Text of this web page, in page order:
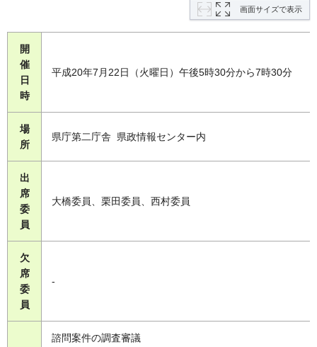
画面サイズで表示
開
催
日
時
平成20年7月22日（火曜日）午後5時30分から7時30分
場
所
県庁第二庁舎 県政情報センター内
出
席
委
員
大橋委員、栗田委員、西村委員
欠
席
委
員
-
諮問案件の調査審議